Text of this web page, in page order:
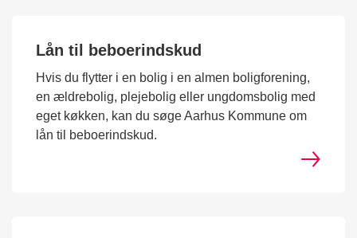
Lån til beboerindskud
Hvis du flytter i en bolig i en almen boligforening,
en ældrebolig, plejebolig eller ungdomsbolig med
eget køkken, kan du søge Aarhus Kommune om
lån til beboerindskud.